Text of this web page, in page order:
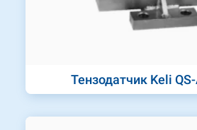
Тензодатчик Keli